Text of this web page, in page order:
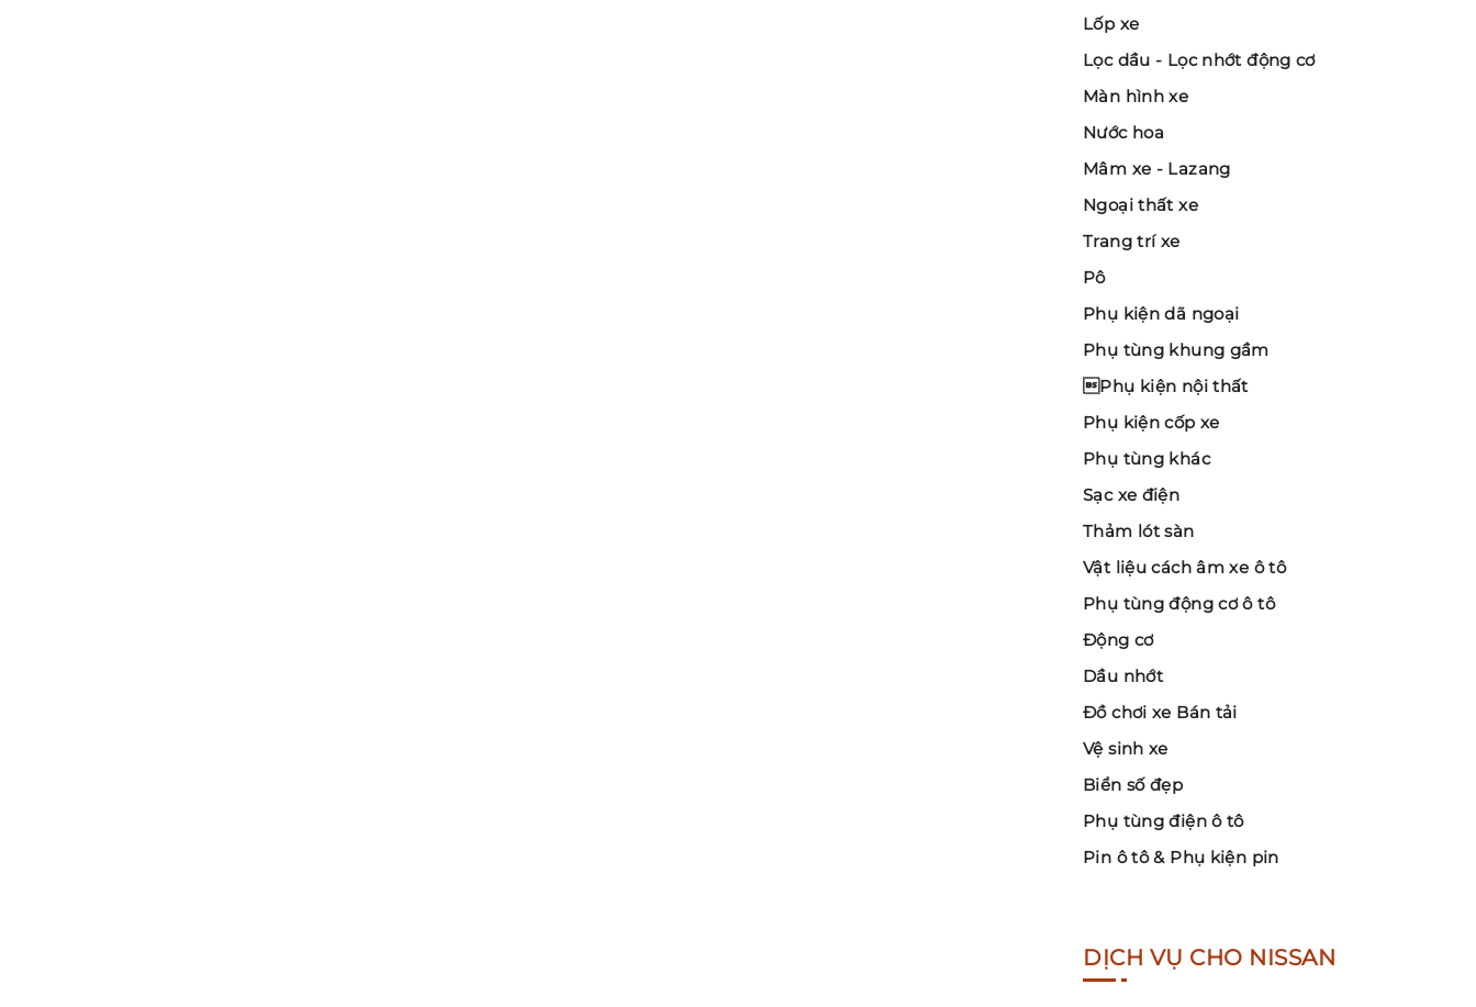
Lốp xe
Lọc dầu - Lọc nhớt động cơ
Màn hình xe
Nước hoa
Mâm xe - Lazang
Ngoại thất xe
Trang trí xe
Pô
Phụ kiện dã ngoại
Phụ tùng khung gầm
Phụ kiện nội thất
Phụ kiện cốp xe
Phụ tùng khác
Sạc xe điện
Thảm lót sàn
Vật liệu cách âm xe ô tô
Phụ tùng động cơ ô tô
Động cơ
Dầu nhớt
Đồ chơi xe Bán tải
Vệ sinh xe
Biển số đẹp
Phụ tùng điện ô tô
Pin ô tô & Phụ kiện pin
DỊCH VỤ CHO NISSAN